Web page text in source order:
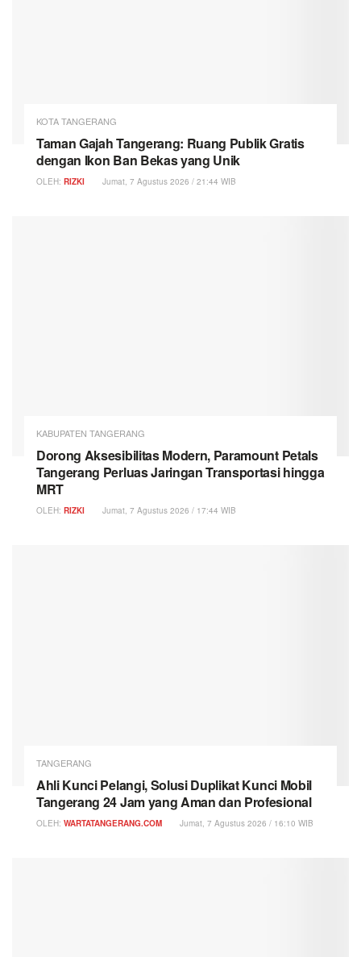
KOTA TANGERANG
Taman Gajah Tangerang: Ruang Publik Gratis
dengan Ikon Ban Bekas yang Unik
OLEH: RIZKI Jumat, 7 Agustus 2026 / 21:44 WIB
KABUPATEN TANGERANG
Dorong Aksesibilitas Modern, Paramount Petals
Tangerang Perluas Jaringan Transportasi hingga
MRT
OLEH: RIZKI Jumat, 7 Agustus 2026 / 17:44 WIB
TANGERANG
Ahli Kunci Pelangi, Solusi Duplikat Kunci Mobil
Tangerang 24 Jam yang Aman dan Profesional
OLEH: WARTATANGERANG.COM Jumat, 7 Agustus 2026 / 16:10 WIB